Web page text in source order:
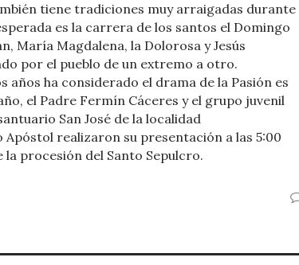
tiene tradiciones muy arraigadas durante
es la carrera de los santos el Domingo
María Magdalena, la Dolorosa y Jesús
por el pueblo de un extremo a otro.
ha considerado el drama de la Pasión es
el Padre Fermín Cáceres y el grupo juvenil
San José de la localidad
Apóstol realizaron su presentación a las 5:00
procesión del Santo Sepulcro.